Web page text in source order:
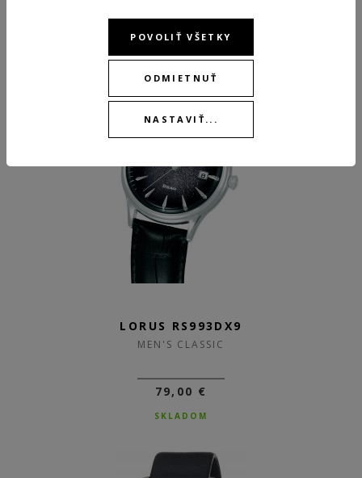
SKLADOM
LORUS RS993DX9
MEN'S CLASSIC
79,00 €
SKLADOM
POVOLIŤ VŠETKY
ODMIETNUŤ
NASTAVIŤ...